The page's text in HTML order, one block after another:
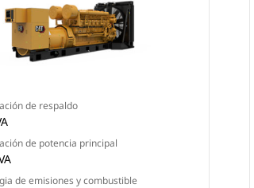
de respaldo
de potencia principal
de emisiones y combustible